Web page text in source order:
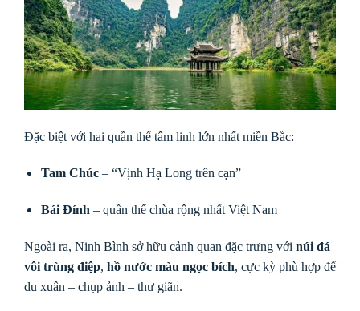
Đặc biệt với hai quần thể tâm linh lớn nhất miền Bắc:
Tam Chúc– “Vịnh Hạ Long trên cạn”
Bái Đính – quần thể chùa rộng nhất Việt Nam
Ngoài ra, Ninh Bình sở hữu cảnh quan đặc trưng với núi đá
vôi trùng điệp, hồ nước màu ngọc bích, cực kỳ phù hợp để
du xuân – chụp ảnh – thư giãn.